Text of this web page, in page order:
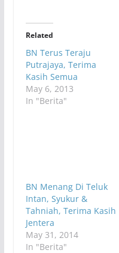
Related
BN Terus Teraju
Putrajaya, Terima
Kasih Semua
May 6, 2013
In "Berita"
BN Menang Di Teluk
Intan, Syukur &
Tahniah, Terima Kasih
Jentera
May 31, 2014
In "Berita"